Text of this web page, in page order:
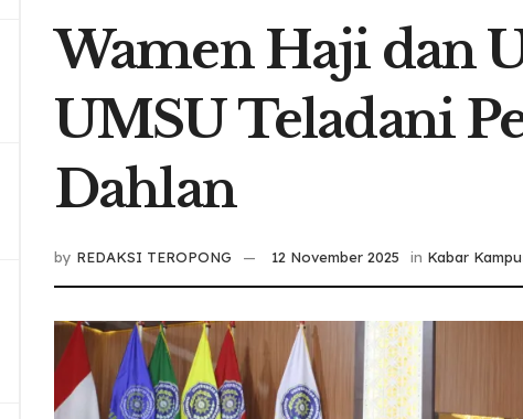
Wamen Haji dan
UMSU Teladani
Dahlan
by REDAKSI TEROPONG 12 November 2025 in Kabar